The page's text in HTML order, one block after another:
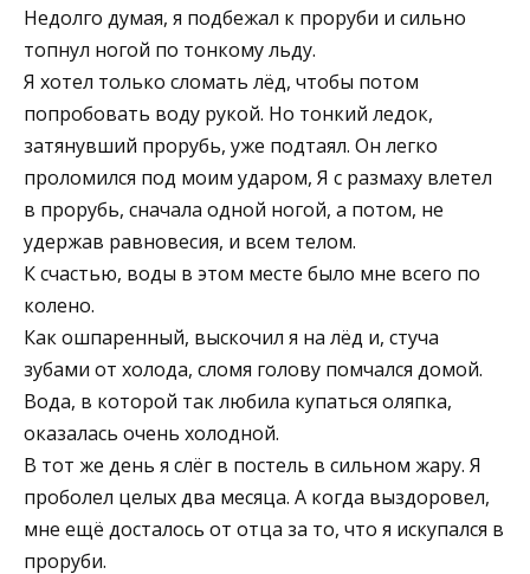
Недолго думая, я подбежал к проруби и сильно
топнул ногой по тонкому льду.
Я хотел только сломать лёд, чтобы потом
попробовать воду рукой. Но тонкий ледок,
затянувший прорубь, уже подтаял. Он легко
проломился под моим ударом, Я с размаху влетел
в прорубь, сначала одной ногой, а потом, не
удержав равновесия, и всем телом.
К счастью, воды в этом месте было мне всего по
колено.
Как ошпаренный, выскочил я на лёд и, стуча
зубами от холода, сломя голову помчался домой.
Вода, в которой так любила купаться оляпка,
оказалась очень холодной.
В тот же день я слёг в постель в сильном жару. Я
проболел целых два месяца. А когда выздоровел,
мне ещё досталось от отца за то, что я искупался в
проруби.